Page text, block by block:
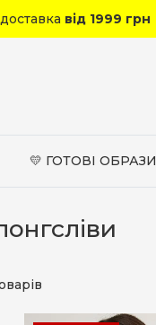
від 1999 грн
💛 ГОТОВІ ОБРАЗИ